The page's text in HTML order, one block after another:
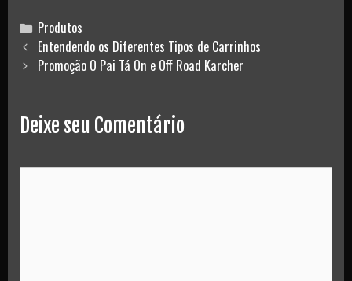
Categories
Produtos
Post
navigation
Entendendo os Diferentes Tipos de Carrinhos
Promoção O Pai Tá On e Off Road Karcher
Deixe seu Comentário